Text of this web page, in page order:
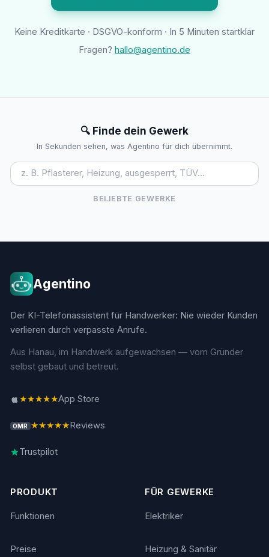
Keine Kreditkarte · DSGVO-konform · In 5 Minuten startklar
Fragen? hallo@agentino.de
🔍 Finde dein Gewerk
In Sekunden sehen, was Agentino für dich übernimmt.
BELIEBTE GEWERKE
Agentino
Der KI-Telefonassistent für Handwerker: Nie wieder Kunden
verlieren durch verpasste Anrufe.
Aus Hanau, im Handwerk aufgewachsen — vom Gründer
selbst gebaut und betreut.
★★★★★App Store
OMR ★★★★★ Reviews
Trustpilot
PRODUKT
Funktionen
Preise
FÜR GEWERKE
Elektriker
Heizung & Sanitär